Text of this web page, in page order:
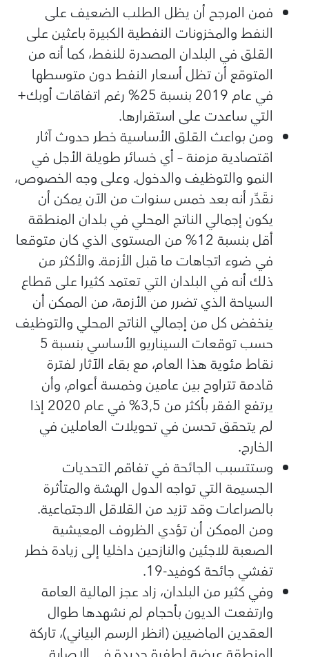
فمن المرجح أن يظل الطلب الضعيف على
النفط والمخزونات النفطية الكبيرة باعثين على
القلق في البلدان المصدرة للنفط، كما أنه من
المتوقع أن تظل أسعار النفط دون متوسطها
في عام 2019 بنسبة 25% رغم اتفاقات أوبك+
التي ساعدت على استقرارها.
ومن بواعث القلق الأساسية خطر حدوث آثار
اقتصادية مزمنة – أي خسائر طويلة الأجل في
النمو والتوظيف والدخول. وعلى وجه الخصوص،
نقَدِّر أنه بعد خمس سنوات من الآن يمكن أن
يكون إجمالي الناتج المحلي في بلدان المنطقة
أقل بنسبة 12% من المستوى الذي كان متوقعا
في ضوء اتجاهات ما قبل الأزمة. والأكثر من
ذلك أنه في البلدان التي تعتمد كثيرا على قطاع
السياحة الذي تضرر من الأزمة، من الممكن أن
ينخفض كل من إجمالي الناتج المحلي والتوظيف
حسب توقعات السيناريو الأساسي بنسبة 5
نقاط مئوية هذا العام، مع بقاء الآثار لفترة
قادمة تتراوح بين عامين وخمسة أعوام، وأن
يرتفع الفقر بأكثر من 3,5% في عام 2020 إذا
لم يتحقق تحسن في تحويلات العاملين في
الخارج.
وستتسبب الجائحة في تفاقم التحديات
الجسيمة التي تواجه الدول الهشة والمتأثرة
بالصراعات وقد تزيد من القلاقل الاجتماعية.
ومن الممكن أن تؤدي الظروف المعيشية
الصعبة للاجئين والنازحين داخليا إلى زيادة خطر
تفشي جائحة كوفيد-19.
وفي كثير من البلدان، زاد عجز المالية العامة
وارتفعت الديون بأحجام لم نشهدها طوال
العقدين الماضيين (انظر الرسم البياني)، تاركة